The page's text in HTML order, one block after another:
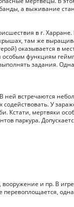
а выживание
в г.
там же
оказывается в
особым функциям
задания.
ней встречаются
У
Кстати, мертвяки
паркура.
вооружение и пр. В